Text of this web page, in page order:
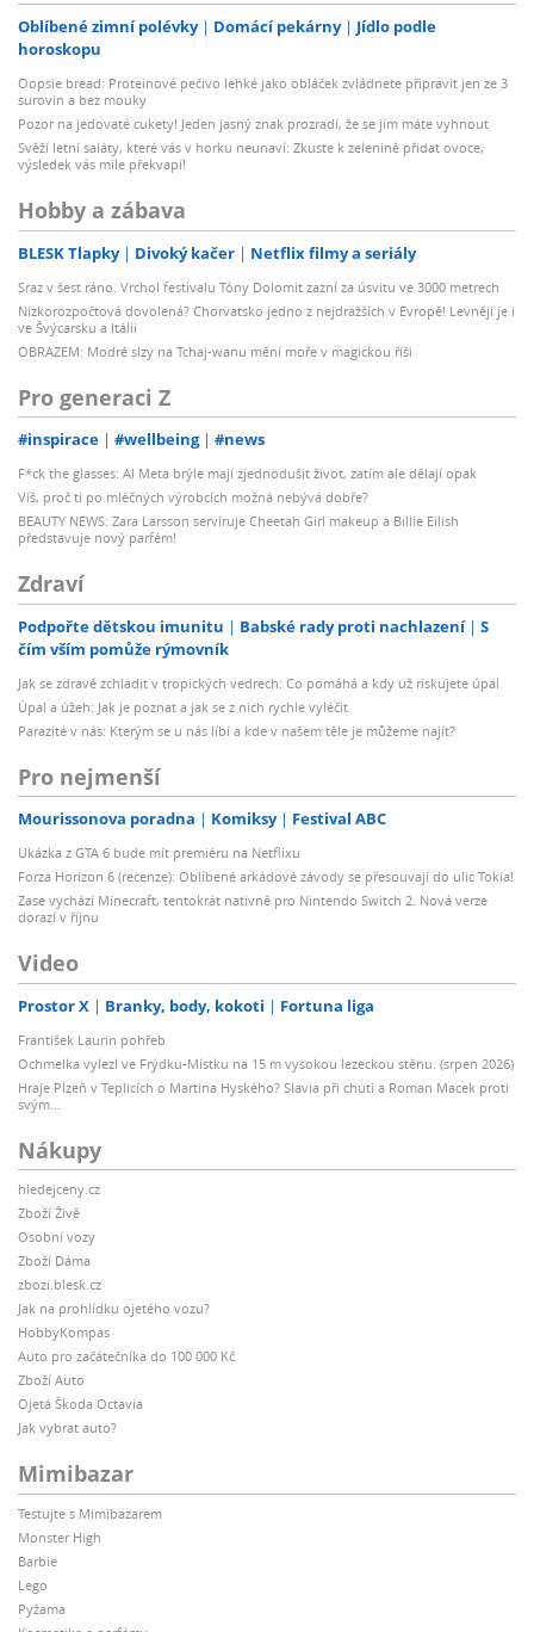
Oblíbené zimní polévky Domácí pekárny
Jídlo podle
horoskopu
Oopsie bread: Proteinové pečivo lehké jako obláček zvládnete připravit jen ze 3
surovin a bez mouky
Pozor na jedovaté cukety! Jeden jasný znak prozradí, že se jim máte vyhnout
Svěží letní saláty, které vás v horku neunaví: Zkuste k zelenině přidat ovoce,
výsledek vás mile překvapí!
Hobby a zábava
BLESK Tlapky Divoký kačer Netflix filmy a seriály
Sraz v šest ráno. Vrchol festivalu Tóny Dolomit zazní za úsvitu ve 3000 metrech
Nízkorozpočtová dovolená? Chorvatsko jedno z nejdražších v Evropě! Levněji je i
ve Švýcarsku a Itálii
OBRAZEM: Modré slzy na Tchaj-wanu mění moře v magickou říši
Pro generaci Z
#inspirace #wellbeing #news
F*ck the glasses: AI Meta brýle mají zjednodušit život, zatím ale dělají opak
Víš, proč ti po mléčných výrobcích možná nebývá dobře?
BEAUTY NEWS: Zara Larsson servíruje Cheetah Girl makeup a Billie Eilish
představuje nový parfém!
Zdraví
Podpořte dětskou imunitu Babské rady proti nachlazení
S
čím vším pomůže rýmovník
Jak se zdravě zchladit v tropických vedrech: Co pomáhá a kdy už riskujete úpal
Úpal a úžeh: Jak je poznat a jak se z nich rychle vyléčit
Parazité v nás: Kterým se u nás líbí a kde v našem těle je můžeme najít?
Pro nejmenší
Mourissonova poradna Komiksy Festival ABC
Ukázka z GTA 6 bude mít premiéru na Netflixu
Forza Horizon 6 (recenze): Oblíbené arkádové závody se přesouvají do ulic Tokia!
Zase vychází Minecraft, tentokrát nativně pro Nintendo Switch 2. Nová verze
dorazí v říjnu
Video
Prostor X Branky, body, kokoti Fortuna liga
František Laurin pohřeb
Ochmelka vylezl ve Frýdku-Místku na 15 m vysokou lezeckou stěnu. (srpen 2026)
Hraje Plzeň v Teplicích o Martina Hyského? Slavia při chuti a Roman Macek proti
svým…
Nákupy
hledejceny.cz
Zboží Živě
Osobní vozy
Zboží Dáma
zbozi.blesk.cz
Jak na prohlídku ojetého vozu?
HobbyKompas
Auto pro začátečníka do 100 000 Kč
Zboží Auto
Ojetá Škoda Octavia
Jak vybrat auto?
Mimibazar
Testujte s Mimibazarem
Monster High
Barbie
Lego
Pyžama